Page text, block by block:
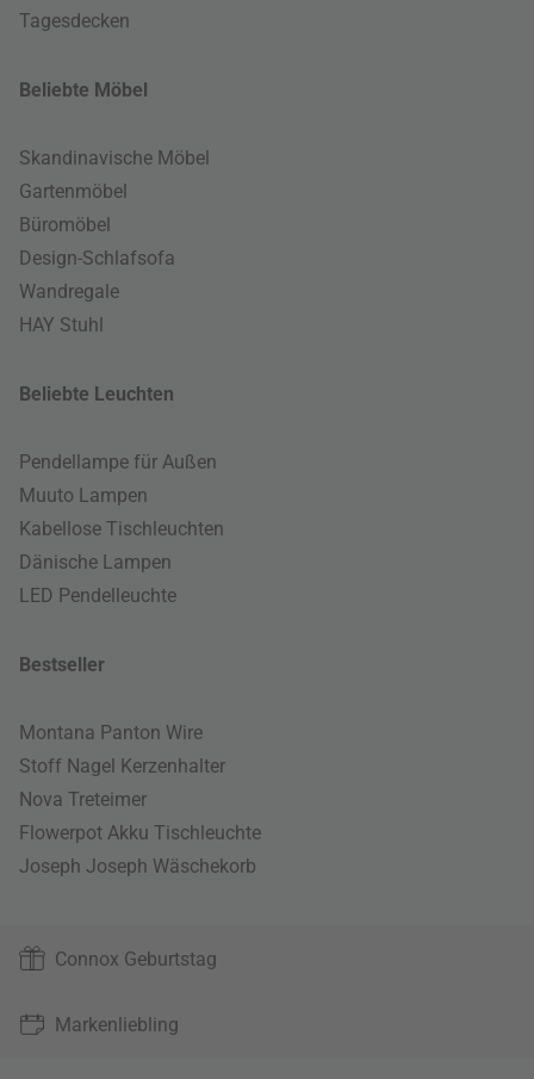
Tagesdecken
Beliebte Möbel
Skandinavische Möbel
Gartenmöbel
Büromöbel
Design-Schlafsofa
Wandregale
HAY Stuhl
Beliebte Leuchten
Pendellampe für Außen
Muuto Lampen
Kabellose Tischleuchten
Dänische Lampen
LED Pendelleuchte
Bestseller
Montana Panton Wire
Stoff Nagel Kerzenhalter
Nova Treteimer
Flowerpot Akku Tischleuchte
Joseph Joseph Wäschekorb
Connox Geburtstag
Markenliebling